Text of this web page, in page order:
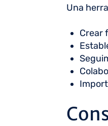
Una
Crear